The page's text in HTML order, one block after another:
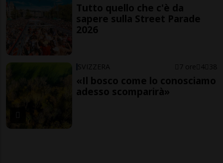
Tutto quello che c'è da
sapere sulla Street Parade
2026
SVIZZERA 7 ore 4 38
«Il bosco come lo conosciamo
adesso scomparirà»